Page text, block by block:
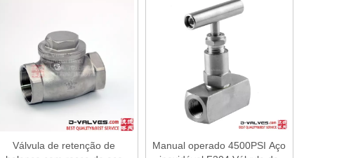
Válvula de retenção de
Manual operado 4500PSI Aço